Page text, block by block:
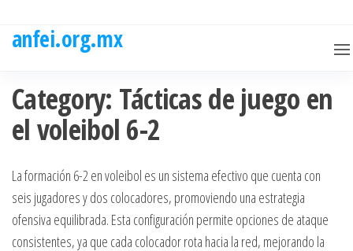
anfei.org.mx
Category: Tácticas de juego en
el voleibol 6-2
La formación 6-2 en voleibol es un sistema efectivo que cuenta con
seis jugadores y dos colocadores, promoviendo una estrategia
ofensiva equilibrada. Esta configuración permite opciones de ataque
consistentes, ya que cada colocador rota hacia la red, mejorando la